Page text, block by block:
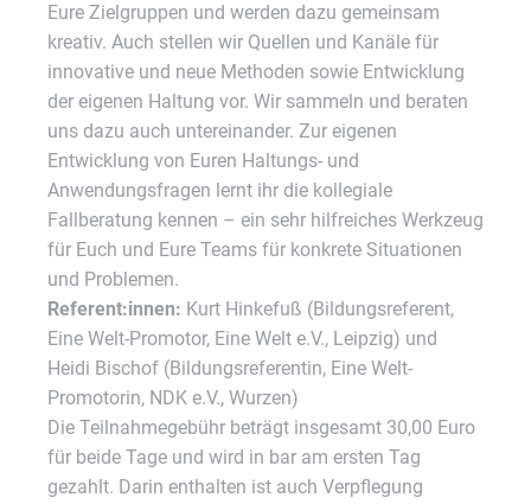
Eure Zielgruppen und werden dazu gemeinsam
kreativ. Auch stellen wir Quellen und Kanäle für
innovative und neue Methoden sowie Entwicklung
der eigenen Haltung vor. Wir sammeln und beraten
uns dazu auch untereinander. Zur eigenen
Entwicklung von Euren Haltungs- und
Anwendungsfragen lernt ihr die kollegiale
Fallberatung kennen – ein sehr hilfreiches Werkzeug
für Euch und Eure Teams für konkrete Situationen
und Problemen.
Referent:innen: Kurt Hinkefuß (Bildungsreferent,
Eine Welt-Promotor, Eine Welt e.V., Leipzig) und
Heidi Bischof (Bildungsreferentin, Eine Welt-
Promotorin, NDK e.V., Wurzen)
Die Teilnahmegebühr beträgt insgesamt 30,00 Euro
für beide Tage und wird in bar am ersten Tag
gezahlt. Darin enthalten ist auch Verpflegung